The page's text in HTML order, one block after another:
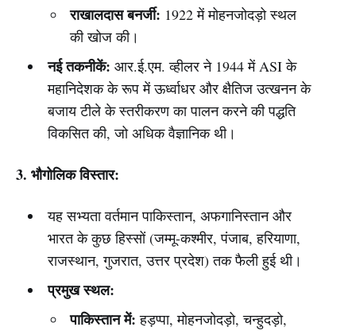
राखालदास बनर्जी: 1922 में मोहनजोदड़ो स्थल
की खोज की।
नई तकनीकें: आर.ई.एम. व्हीलर ने 1944 में ASI के
महानिदेशक के रूप में ऊर्ध्वाधर और क्षैतिज उत्खनन के
बजाय टीले के स्तरीकरण का पालन करने की पद्धति
विकसित की, जो अधिक वैज्ञानिक थी।
3. भौगोलिक विस्तार:
यह सभ्यता वर्तमान पाकिस्तान, अफगानिस्तान और
भारत के कुछ हिस्सों (जम्मू-कश्मीर, पंजाब, हरियाणा,
राजस्थान, गुजरात, उत्तर प्रदेश) तक फैली हुई थी।
प्रमुख स्थल:
पाकिस्तान में: हड़प्पा, मोहनजोदड़ो, चन्हुदड़ो,